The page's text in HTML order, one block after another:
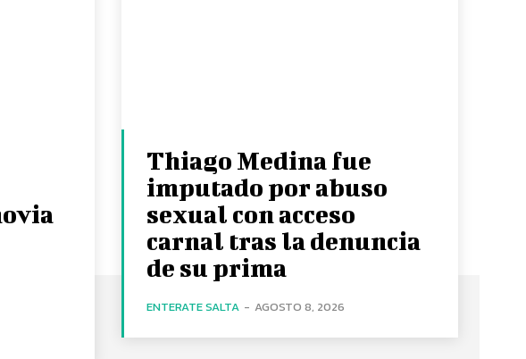
Thiago Medina fue
imputado por abuso
sexual con acceso
carnal tras la denuncia
de su prima
ENTERATE SALTA - AGOSTO 8, 2026